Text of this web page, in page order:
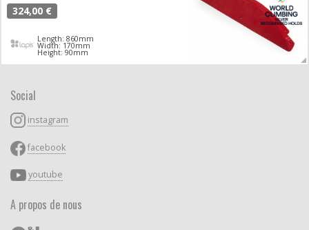
324,00 €
Length: 860mm
Width: 170mm
Height: 90mm
Social
instagram
facebook
youtube
A propos de nous